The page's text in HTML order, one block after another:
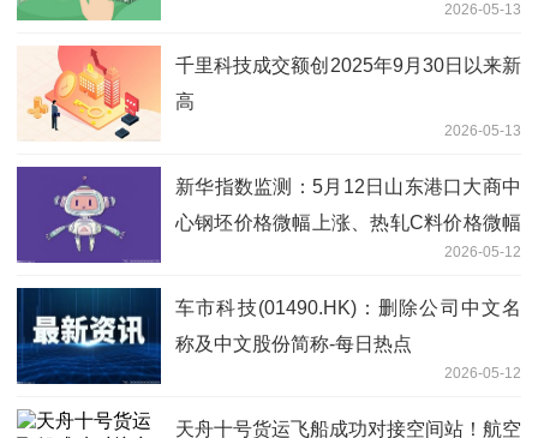
2026-05-13
千里科技成交额创2025年9月30日以来新
高
2026-05-13
新华指数监测：5月12日山东港口大商中
心钢坯价格微幅上涨、热轧C料价格微幅
2026-05-12
车市科技(01490.HK)：删除公司中文名
称及中文股份简称-每日热点
2026-05-12
天舟十号货运飞船成功对接空间站！航空